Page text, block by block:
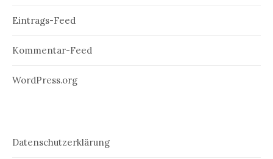
Eintrags-Feed
Kommentar-Feed
WordPress.org
Datenschutzerklärung